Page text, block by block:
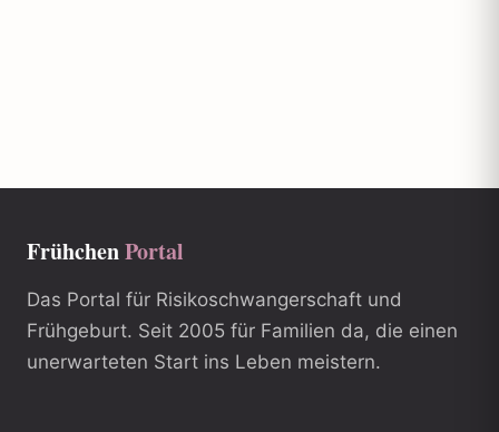
FrühchenPortal
Das Portal für Risikoschwangerschaft und
Frühgeburt. Seit 2005 für Familien da, die einen
unerwarteten Start ins Leben meistern.